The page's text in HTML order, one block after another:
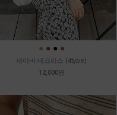
● ● ● ●
세이바 네크리스 (4type)
12,000원